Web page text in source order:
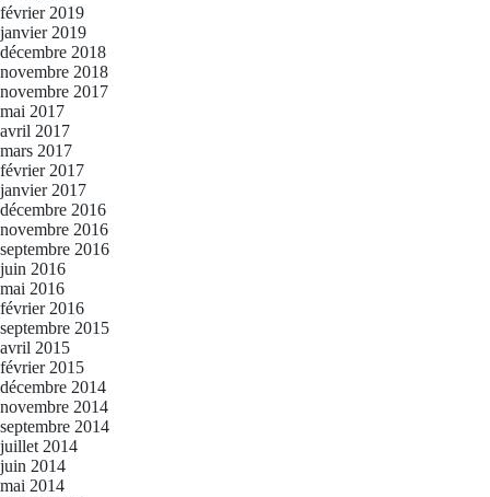
février 2019
janvier 2019
décembre 2018
novembre 2018
novembre 2017
mai 2017
avril 2017
mars 2017
février 2017
janvier 2017
décembre 2016
novembre 2016
septembre 2016
juin 2016
mai 2016
février 2016
septembre 2015
avril 2015
février 2015
décembre 2014
novembre 2014
septembre 2014
juillet 2014
juin 2014
mai 2014